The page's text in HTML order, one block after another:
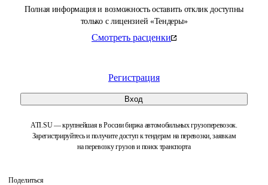
Полная информация и возможность оставить отклик доступны
только с лицензией «Тендеры»
Смотреть расценки
Регистрация
Вход
ATI.SU — крупнейшая в России биржа автомобильных грузоперевозок.
Зарегистрируйтесь и получите доступ к тендерам на перевозки, заявкам
на перевозку грузов и поиск транспорта
Поделиться